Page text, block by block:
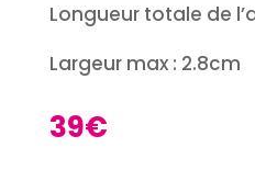
Longueur totale de
Largeur max : 2.8cm
39€